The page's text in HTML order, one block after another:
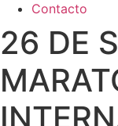
Contacto
26 DE